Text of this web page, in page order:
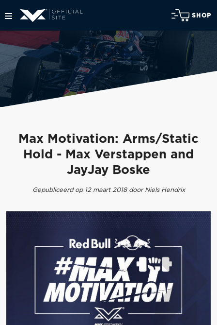
SHOP
Max Motivation: Arms/Static
Hold - Max Verstappen and
JayJay Boske
Gepubliceerd op 12 maart 2018 door Niels Hendrix